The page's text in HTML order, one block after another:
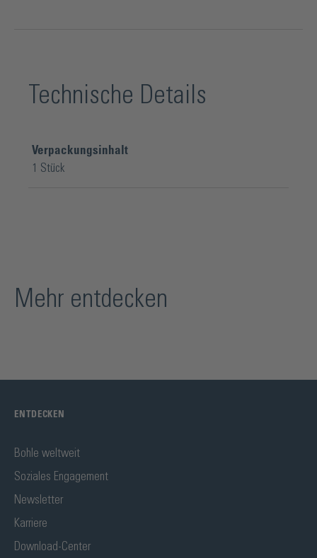
Technische Details
Verpackungsinhalt
1 Stück
Mehr entdecken
ENTDECKEN
Bohle weltweit
Soziales Engagement
Newsletter
Karriere
Download-Center